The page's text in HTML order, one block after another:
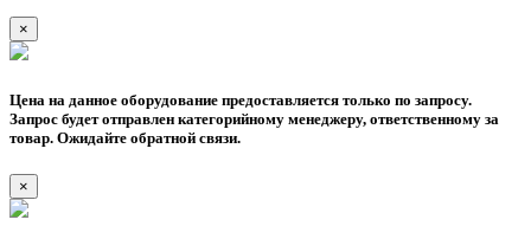
×
Цена на данное оборудование предоставляется только по запросу.
Запрос будет отправлен категорийному менеджеру, ответственному за
товар. Ожидайте обратной связи.
×